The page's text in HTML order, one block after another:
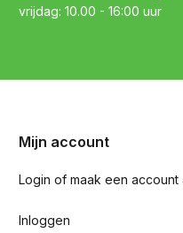
vrijdag: 10.00 - 16:00 uur
Mijn account
Login of maak een account
Inloggen